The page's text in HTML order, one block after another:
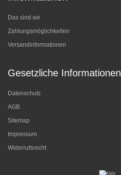
Das sind wir
Zahlungsmöglichkeiten
Versandinformationen
Gesetzliche Informationen
Datenschutz
AGB
Sitemap
Impressum
Widerrufsrecht